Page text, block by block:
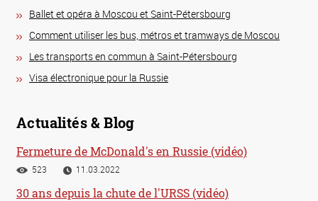
Ballet et opéra à Moscou et Saint-Pétersbourg
Comment utiliser les bus, métros et tramways de Moscou
Les transports en commun à Saint-Pétersbourg
Visa électronique pour la Russie
Actualités & Blog
Fermeture de McDonald's en Russie (vidéo)
523 11.03.2022
30 ans depuis la chute de l'URSS (vidéo)